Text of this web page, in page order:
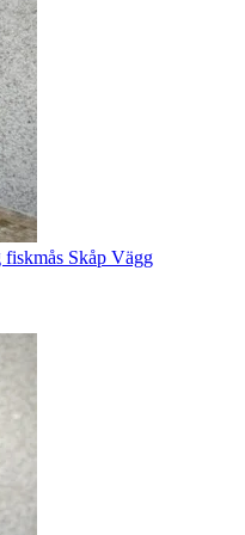
Skåp Vägg